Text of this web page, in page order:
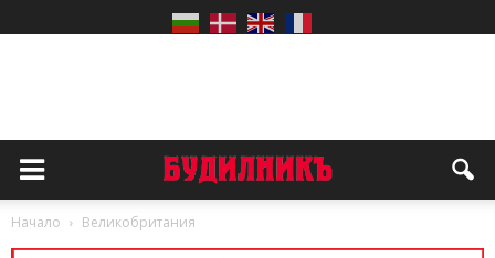
Начало Великобритания